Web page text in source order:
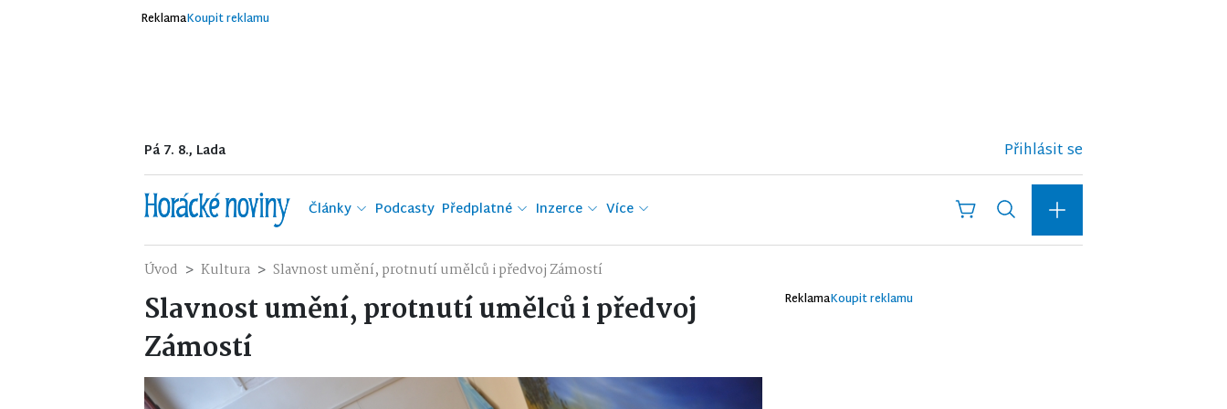
ReklamaKoupit reklamu
Pá 7. 8., Lada Přihlásit se
Články Podcasty Předplatné Inzerce Více
Úvod Kultura Slavnost umění, protnutí umělců i předvoj Zámostí
Slavnost umění, protnutí umělců i předvoj
Zámostí
ReklamaKoupit reklamu